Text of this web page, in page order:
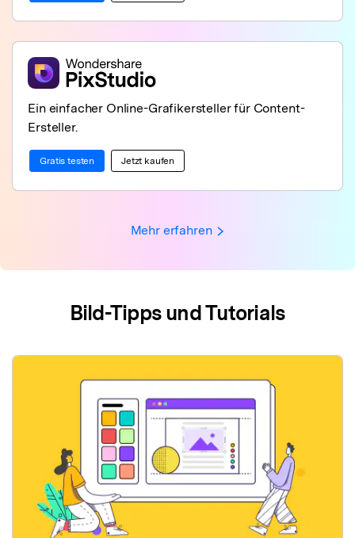
Ein einfacher Online-Grafikersteller für Content-
Ersteller.
Gratis testen Jetzt kaufen
Mehr erfahren
Bild-Tipps und Tutorials